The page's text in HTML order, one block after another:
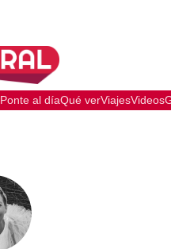
Ponte al díaQué verViajesVideos